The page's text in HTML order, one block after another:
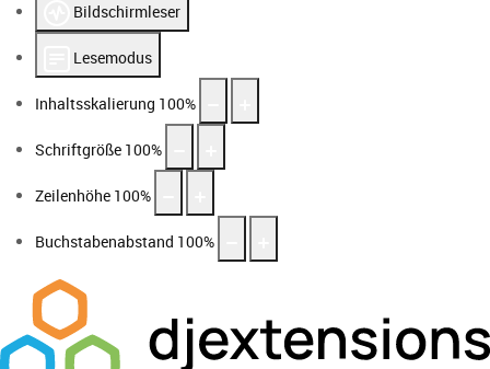
Bildschirmleser
Lesemodus
Inhaltsskalierung 100%
Schriftgröße 100%
Zeilenhöhe 100%
Buchstabenabstand 100%